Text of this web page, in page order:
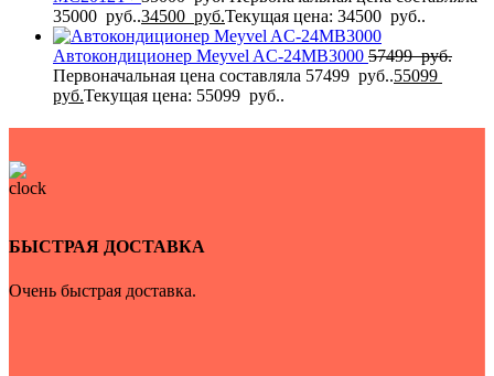
35000 руб..34500 руб.Текущая цена: 34500 руб..
Автокондиционер Meyvel AC-24MB3000 57499руб.
Первоначальная цена составляла 57499 руб..55099
руб.Текущая цена: 55099 руб..
БЫСТРАЯ ДОСТАВКА
Очень быстрая доставка.